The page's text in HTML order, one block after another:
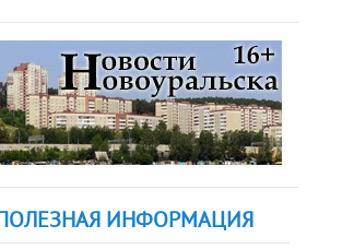
ИНФОРМАЦИЯ